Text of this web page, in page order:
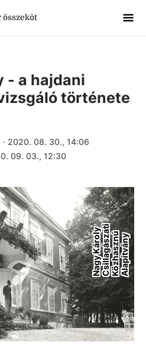
összeköt
- a hajdani
története
· 2020. 08. 30., 14:06
09. 03., 12:30
N
a
g
y
K
á
r o
l
y
C
s
i
l
l
a
g
á
s z
a
ti
K
ö
z
h
a
s
z
nú
A
l
a
p
í
t
v
á
n y